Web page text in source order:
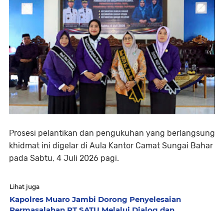
Prosesi pelantikan dan pengukuhan yang berlangsung
khidmat ini digelar di Aula Kantor Camat Sungai Bahar
pada Sabtu, 4 Juli 2026 pagi.
Lihat juga
Kapolres Muaro Jambi Dorong Penyelesaian